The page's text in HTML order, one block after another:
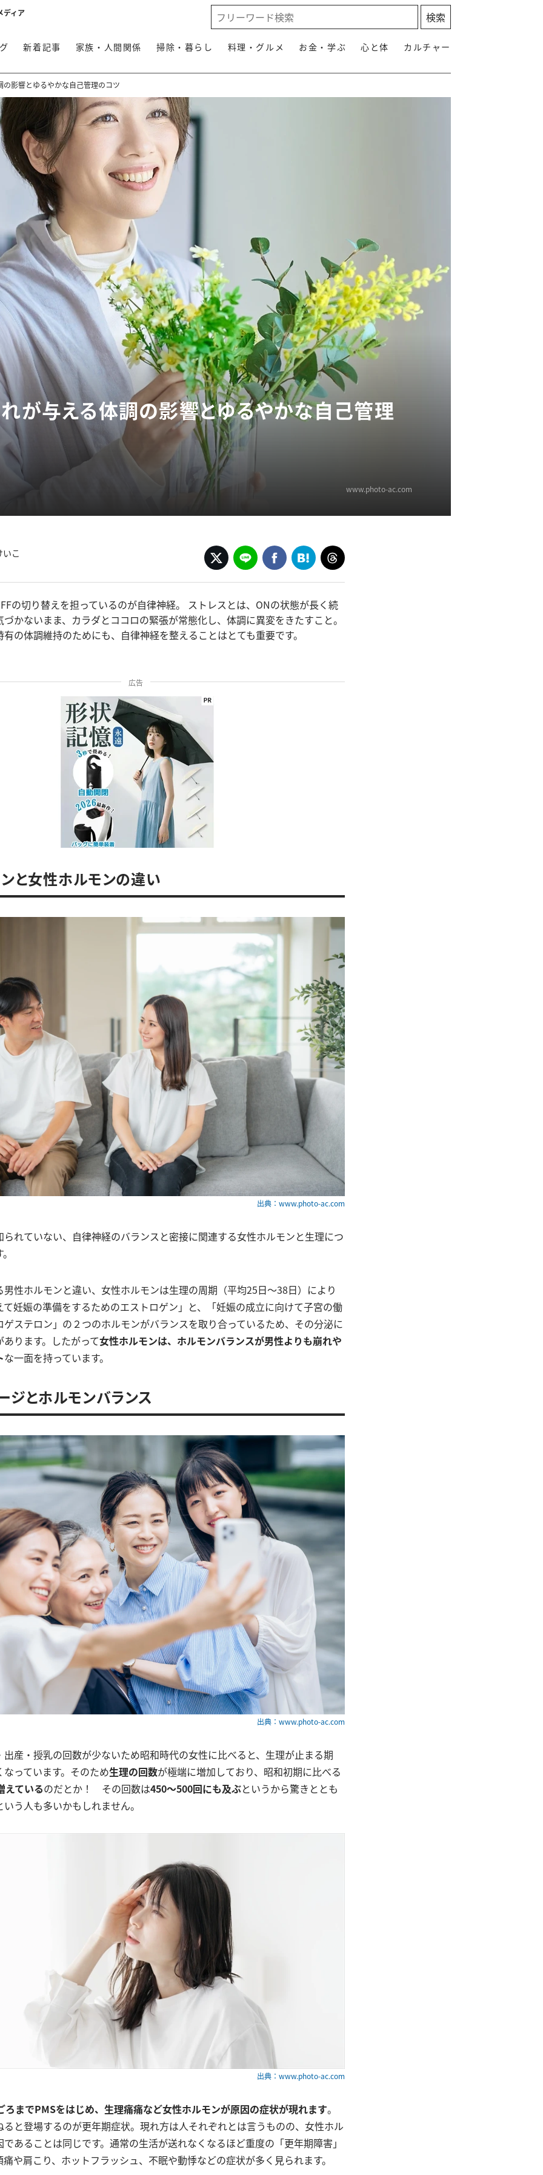
ディア
新着記事 家族・人間関係 掃除・暮らし 料理・グルメ お金・学ぶ 心と体 カルチャー
影響とゆるやかな自己管理のコツ
れが与える体調の影響とゆるやかな自己管理
www.photo-ac.com
こ
の切り替えを担っているのが自律神経。 ストレスとは、ONの状態が長く続
かないまま、カラダとココロの緊張が常態化し、体調に異変をきたすこと。
の体調維持のためにも、自律神経を整えることはとても重要です。
広告
と女性ホルモンの違い
出典：www.photo-ac.com
れていない、自律神経のバランスと密接に関連する女性ホルモンと生理につ
性ホルモンと違い、女性ホルモンは生理の周期（平均25日～38日）により
妊娠の準備をするためのエストロゲン」と、「妊娠の成立に向けて子宮の働
ステロン」の２つのホルモンがバランスを取り合っているため、その分泌に
ります。したがって女性ホルモンは、ホルモンバランスが男性よりも崩れや
な一面を持っています。
ジとホルモンバランス
出典：www.photo-ac.com
産・授乳の回数が少ないため昭和時代の女性に比べると、生理が止まる期
っています。そのため生理の回数が極端に増加しており、昭和初期に比べる
えているのだとか！ その回数は450～500回にも及ぶというから驚きととも
う人も多いかもしれません。
出典：www.photo-ac.com
ろまでPMSをはじめ、生理痛痛など女性ホルモンが原因の症状が現れます。
と登場するのが更年期症状。現れ方は人それぞれとは言うものの、女性ホル
あることは同じです。通常の生活が送れなくなるほど重度の「更年期障害」
や肩こり、ホットフラッシュ、不眠や動悸などの症状が多く見られます。